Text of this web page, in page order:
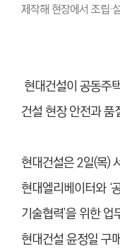
제작해 현장에서 조립
현대건설이 공동주
건설 현장 안전과
현대건설은 2일(목)
현대엘리베이터와
기술협력’을 위한
현대건설 윤정일 구